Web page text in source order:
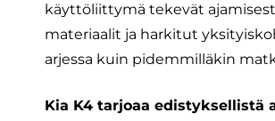
käyttöliittymä tekevät
materiaalit ja harkitut
arjessa kuin pidemmilläkin
Kia K4 tarjoaa